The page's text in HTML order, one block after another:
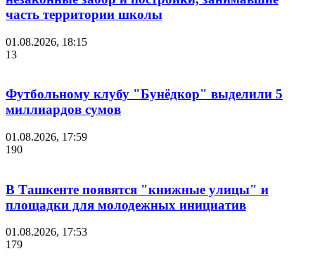
часть территории школы
01.08.2026, 18:15
13
Футбольному клубу "Бунёдкор" выделили 5
миллиардов сумов
01.08.2026, 17:59
190
В Ташкенте появятся "книжные улицы" и
площадки для молодежных инициатив
01.08.2026, 17:53
179